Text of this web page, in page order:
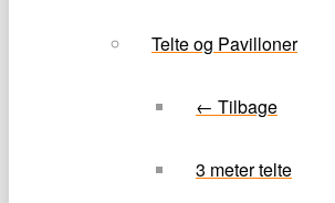
Telte og Pavilloner
← Tilbage
3 meter telte